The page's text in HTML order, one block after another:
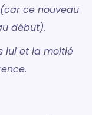
ce nouveau
début).
lui et la moitié